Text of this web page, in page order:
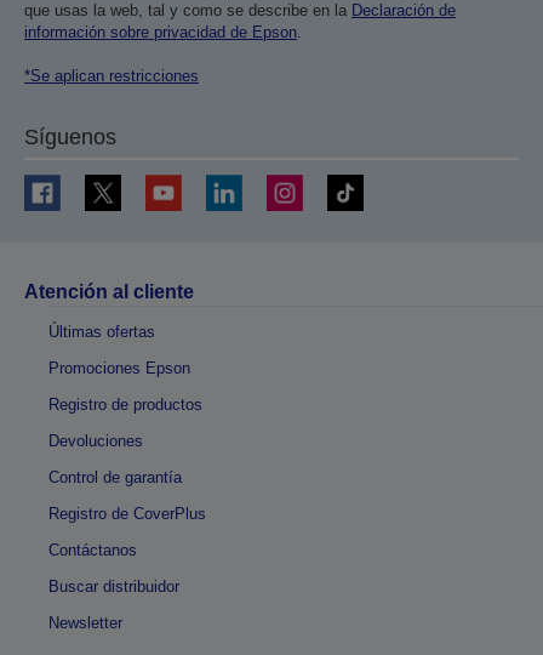
que usas la web, tal y como se describe en la Declaración de
información sobre privacidad de Epson.
*Se aplican restricciones
Síguenos
Atención al cliente
Últimas ofertas
Promociones Epson
Registro de productos
Devoluciones
Control de garantía
Registro de CoverPlus
Contáctanos
Buscar distribuidor
Newsletter